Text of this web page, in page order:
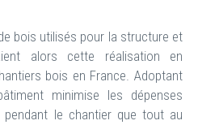
bois utilisés pour la structure et
alors cette réalisation en
bois en France. Adoptant
minimise les dépenses
pendant le chantier que tout au